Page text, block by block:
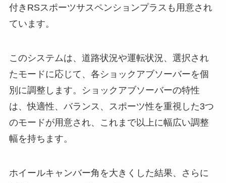
付きRSスポーツサスペンションプラスも用意され
ています。
このシステムは、道路状況や運転状況、選択され
たモードに応じて、各ショックアブソーバーを個
別に調整します。ショックアブソーバーの特性
は、快適性、バランス、スポーツ性を重視した3つ
のモードが用意され、これまで以上に幅広い調整
幅を持ちます。
ホイールキャンバー角を大きくした結果、さらに